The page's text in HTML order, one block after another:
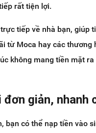
rất tiện lợi.
tiếp về nhà bạn, giúp
từ Moca hay các thương
không mang tiền mặt
giản, nhanh
bạn có thể nạp tiền vào